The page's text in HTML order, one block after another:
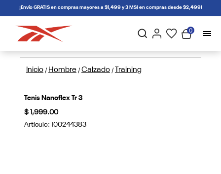
connectif¡Envío GRATIS en compras mayores a $1,499 y 3 MSI en compras desde $2,499!
0
Inicio / Hombre / Calzado / Training
Tenis Nanoflex Tr 3
$ 1,999.00
Artículo: 100244383